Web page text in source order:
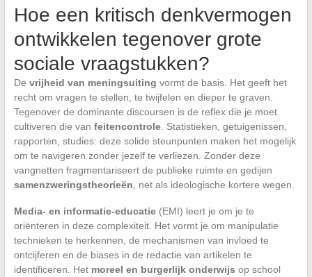
Hoe een kritisch denkvermogen
ontwikkelen tegenover grote
sociale vraagstukken?
De vrijheid van meningsuiting vormt de basis. Het geeft het
recht om vragen te stellen, te twijfelen en dieper te graven.
Tegenover de dominante discoursen is de reflex die je moet
cultiveren die van feitencontrole. Statistieken, getuigenissen,
rapporten, studies: deze solide steunpunten maken het mogelijk
om te navigeren zonder jezelf te verliezen. Zonder deze
vangnetten fragmentariseert de publieke ruimte en gedijen
samenzweringstheorieën , net als ideologische kortere wegen.
Media- en informatie-educatie(EMI) leert je om je te
oriënteren in deze complexiteit. Het vormt je om manipulatie
technieken te herkennen, de mechanismen van invloed te
ontcijferen en de biases in de redactie van artikelen te
identificeren. Het moreel en burgerlijk onderwijs op school